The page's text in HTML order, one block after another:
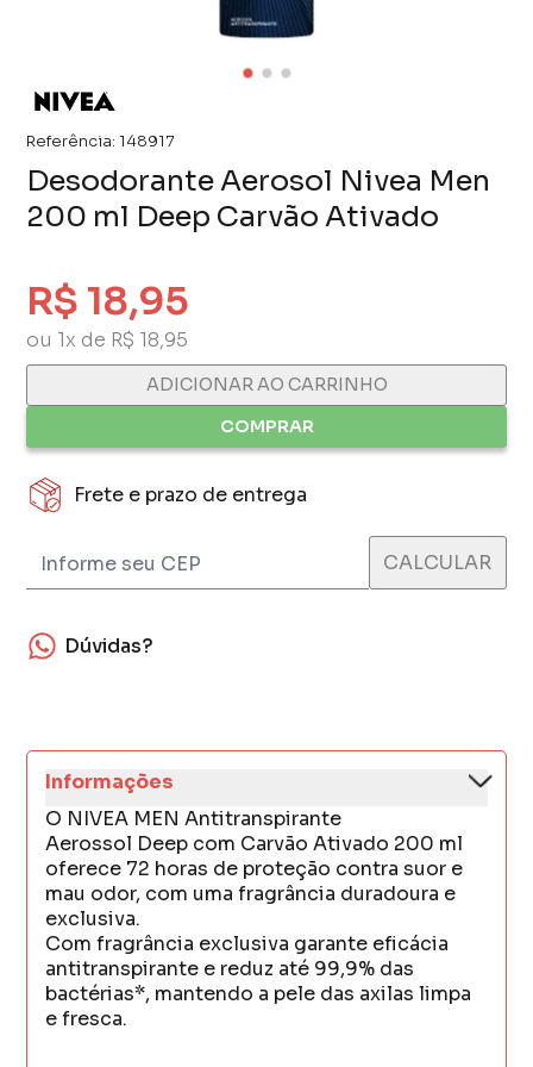
Referência: 148917
Desodorante Aerosol Nivea Men
200 ml Deep Carvão Ativado
R$ 18,95
ou 1x de R$ 18,95
ADICIONAR AO CARRINHO
COMPRAR
Frete e prazo de entrega
Dúvidas?
Informações
O NIVEA MEN Antitranspirante
Aerossol Deep com Carvão Ativado 200 ml
oferece 72 horas de proteção contra suor e
mau odor, com uma fragrância duradoura e
exclusiva.
Com fragrância exclusiva garante eficácia
antitranspirante e reduz até 99,9% das
bactérias*, mantendo a pele das axilas limpa
e fresca.